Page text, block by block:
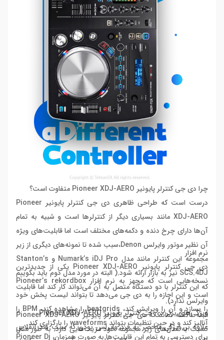
چرا دی جی کنترلر پایونیر Pioneer XDJ-AERO متفاوت است؟
درست است که طراحی ظاهری دی جی کنترلر پایونیر Pioneer
XDJ-AERO مانند بسیاری دیگر از کنترلرها است و شبیه به تمام
آن‌ها دارای چرخ دنده و دکمه‌های مختلف است اما قابلیت‌های ویژه
آن نظیر موتور وایرلس Denon،سبب شده تا نمونه‌های دیگری از زیر
مجموعه این کنترلر مانند مدل Numark’s iDJ Pro و Stanton’s
SCS.4DJ نیز به بازار ارائه شود.( البته در مورد مدل دوم باید بگوییم
که این کنترلر با دو دستگاه متصل به آن می‌تواند کار کند اما قابلیت
وایرلس ندارد).
البته ناگفته نماند که دی جی کنترلر پایونیر Pioneer XDJ-AERO
نسبت به مدل‌های زیر مجموعه خود مزیت‌هایی دارد. به طور مثال
نرم افزار
دی جی کنترلر پایونیر Pioneer XDJ-AERO یکی از جدیدترین
نسخه‌هایی است که مجهز به نرم افزار Pioneer’s rekordbox
است و این اجازه را به دی جی می‌دهد تا بتواند لیست پخش خود
را بسازد و آن را ویرایش کند، beatgrids را مشاهده کند، BPM را
آنالیز کند و در حین تنظیمات بتواند waveforms را بارگزاری کند.
برای دسترسی به تمام این قابلیت‌ها به صورت همزمان، Pioneer Dj
ویژگی‌های برتر دی جی کنترلر پایونیر Pioneer XDJ-AERO
علاوه بر ویژگی منحصر به فرد وایرلس بودن که سبب شد انقلابی